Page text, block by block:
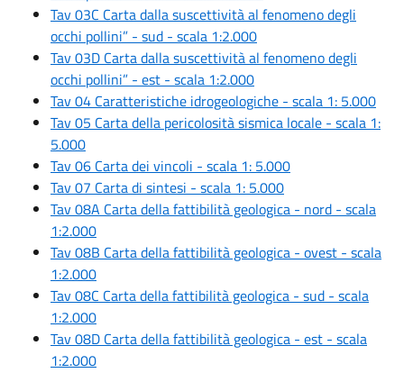
Tav 03C Carta dalla suscettività al fenomeno degli
occhi pollini” - sud - scala 1:2.000
Tav 03D Carta dalla suscettività al fenomeno degli
occhi pollini” - est - scala 1:2.000
Tav 04 Caratteristiche idrogeologiche - scala 1: 5.000
Tav 05 Carta della pericolosità sismica locale - scala 1:
5.000
Tav 06 Carta dei vincoli - scala 1: 5.000
Tav 07 Carta di sintesi - scala 1: 5.000
Tav 08A Carta della fattibilità geologica - nord - scala
1:2.000
Tav 08B Carta della fattibilità geologica - ovest - scala
1:2.000
Tav 08C Carta della fattibilità geologica - sud - scala
1:2.000
Tav 08D Carta della fattibilità geologica - est - scala
1:2.000